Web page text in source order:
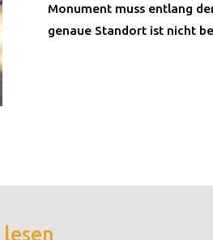
Monument muss entlang
genaue Standort ist nicht